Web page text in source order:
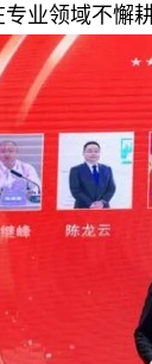
专业领域不懈